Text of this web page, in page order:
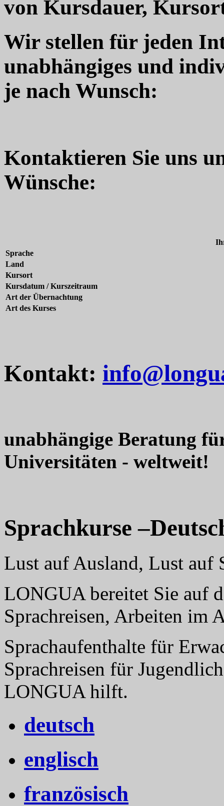
von Kursdauer,
Wir stellen für jeden
unabhängiges und
je nach Wunsch:
Kontaktieren Sie uns
Wünsche:
Sprache
Land
Kursort
Kursdatum / Kurszeitraum
Art der Übernachtung
Art des Kurses
Kontakt:
unabhängige Beratung
Universitäten - weltweit!
Sprachkurse
Lust auf Ausland, Lust auf
LONGUA bereitet Sie auf
Sprachreisen, Arbeiten im
Sprachaufenthalte für
Sprachreisen für
LONGUA hilft.
deutsch
englisch
französisch